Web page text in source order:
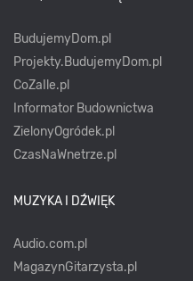
BudujemyDom.pl
Projekty.BudujemyDom.pl
CoZaIle.pl
Informator Budownictwa
ZielonyOgródek.pl
CzasNaWnetrze.pl
MUZYKA I DŹWIĘK
Audio.com.pl
MagazynGitarzysta.pl